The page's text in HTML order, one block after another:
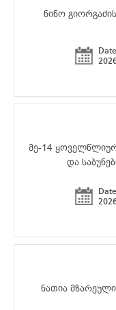
ნინო
Date
მე-14
და
Date
ნათია